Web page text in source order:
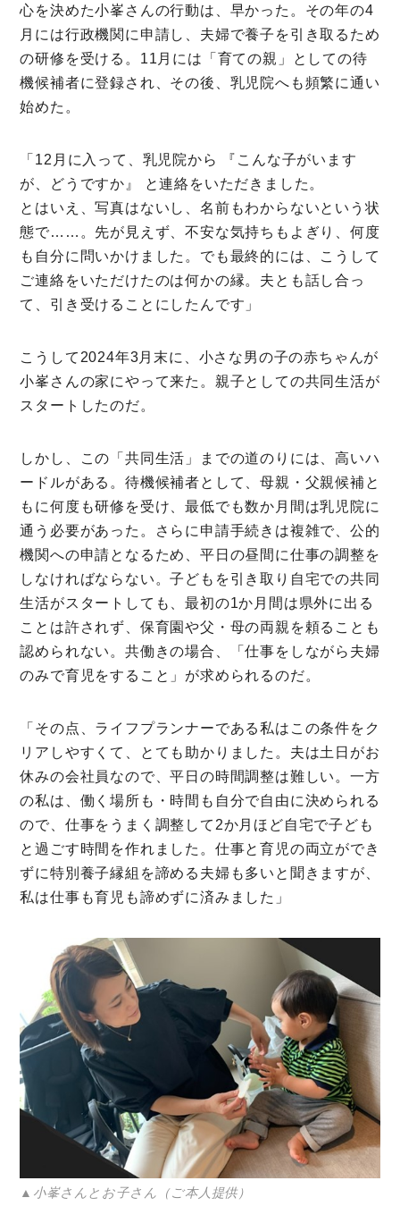
心を決めた小峯さんの行動は、早かった。その年の4
月には行政機関に申請し、夫婦で養子を引き取るため
の研修を受ける。11月には「育ての親」としての待
機候補者に登録され、その後、乳児院へも頻繁に通い
始めた。
「12月に入って、乳児院から 『こんな子がいます
が、どうですか』 と連絡をいただきました。
とはいえ、写真はないし、名前もわからないという状
態で……。先が見えず、不安な気持ちもよぎり、何度
も自分に問いかけました。でも最終的には、こうして
ご連絡をいただけたのは何かの縁。夫とも話し合っ
て、引き受けることにしたんです」
こうして2024年3月末に、小さな男の子の赤ちゃんが
小峯さんの家にやって来た。親子としての共同生活が
スタートしたのだ。
しかし、この「共同生活」までの道のりには、高いハ
ードルがある。待機候補者として、母親・父親候補と
もに何度も研修を受け、最低でも数か月間は乳児院に
通う必要があった。さらに申請手続きは複雑で、公的
機関への申請となるため、平日の昼間に仕事の調整を
しなければならない。子どもを引き取り自宅での共同
生活がスタートしても、最初の1か月間は県外に出る
ことは許されず、保育園や父・母の両親を頼ることも
認められない。共働きの場合、「仕事をしながら夫婦
のみで育児をすること」が求められるのだ。
「その点、ライフプランナーである私はこの条件をク
リアしやすくて、とても助かりました。夫は土日がお
休みの会社員なので、平日の時間調整は難しい。一方
の私は、働く場所も・時間も自分で自由に決められる
ので、仕事をうまく調整して2か月ほど自宅で子ども
と過ごす時間を作れました。仕事と育児の両立ができ
ずに特別養子縁組を諦める夫婦も多いと聞きますが、
私は仕事も育児も諦めずに済みました」
▲小峯さんとお子さん（ご本人提供）